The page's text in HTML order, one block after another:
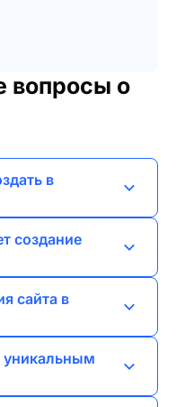
вопросы о
в
создание
от одной недели
сайта в
я предлагаю
уникальным